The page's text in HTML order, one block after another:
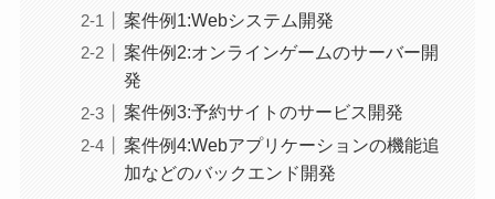
案件例1:Webシステム開発
案件例2:オンラインゲームのサーバー開
発
案件例3:予約サイトのサービス開発
案件例4:Webアプリケーションの機能追
加などのバックエンド開発